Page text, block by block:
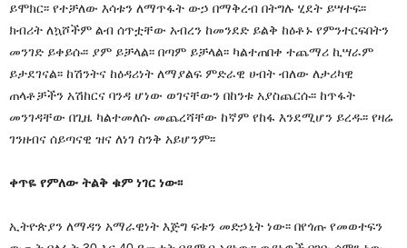
ይሞክር፡፡ የተቻለው እሳቱን ለማጥፋት ውኃ በማቅረብ በትግሉ ሂደት ይሣተፍ፡፡
ክብሪት ለኳሾችም ልብ ሰጥቷቸው አብረን ከመንደድ ይልቅ ከዕቶኑ የምንተርፍበትን
መንገድ ይቀይሱ፡፡ ያም ይቻላል፡፡ በጣም ይቻላል፡፡ ካልተጠበቀ ተጨማሪ ኪሣራም
ይታደገናል፡፡ ከሽንትና ከዕዳሪነት ለማያልፍ ምድራዊ ሀብት ብለው ለታሪካዊ
ጠላቶቻችን አሽከርና ባንዳ ሆነው ወገናቸውን በከንቱ አያስጨርሱ፡፡ ከጥፋት
መንገዳቸው በጊዜ ካልተመለሱ መጨረሻቸው ከኛም የከፋ እንደሚሆን ይረዱ፡፡ የዛሬ
ገንዘብና ሰይጣናዊ ዝና ለነገ ስንቅ አይሆንም፡፡
ቀጥዬ የምለው ትልቅ ቁም ነገር ነው፡፡
ኢትዮጵያን ለማዳን አማራዊነት እጅግ ፍቱን መድኃኒት ነው፡፡ በየጎጡ የመወተፍን